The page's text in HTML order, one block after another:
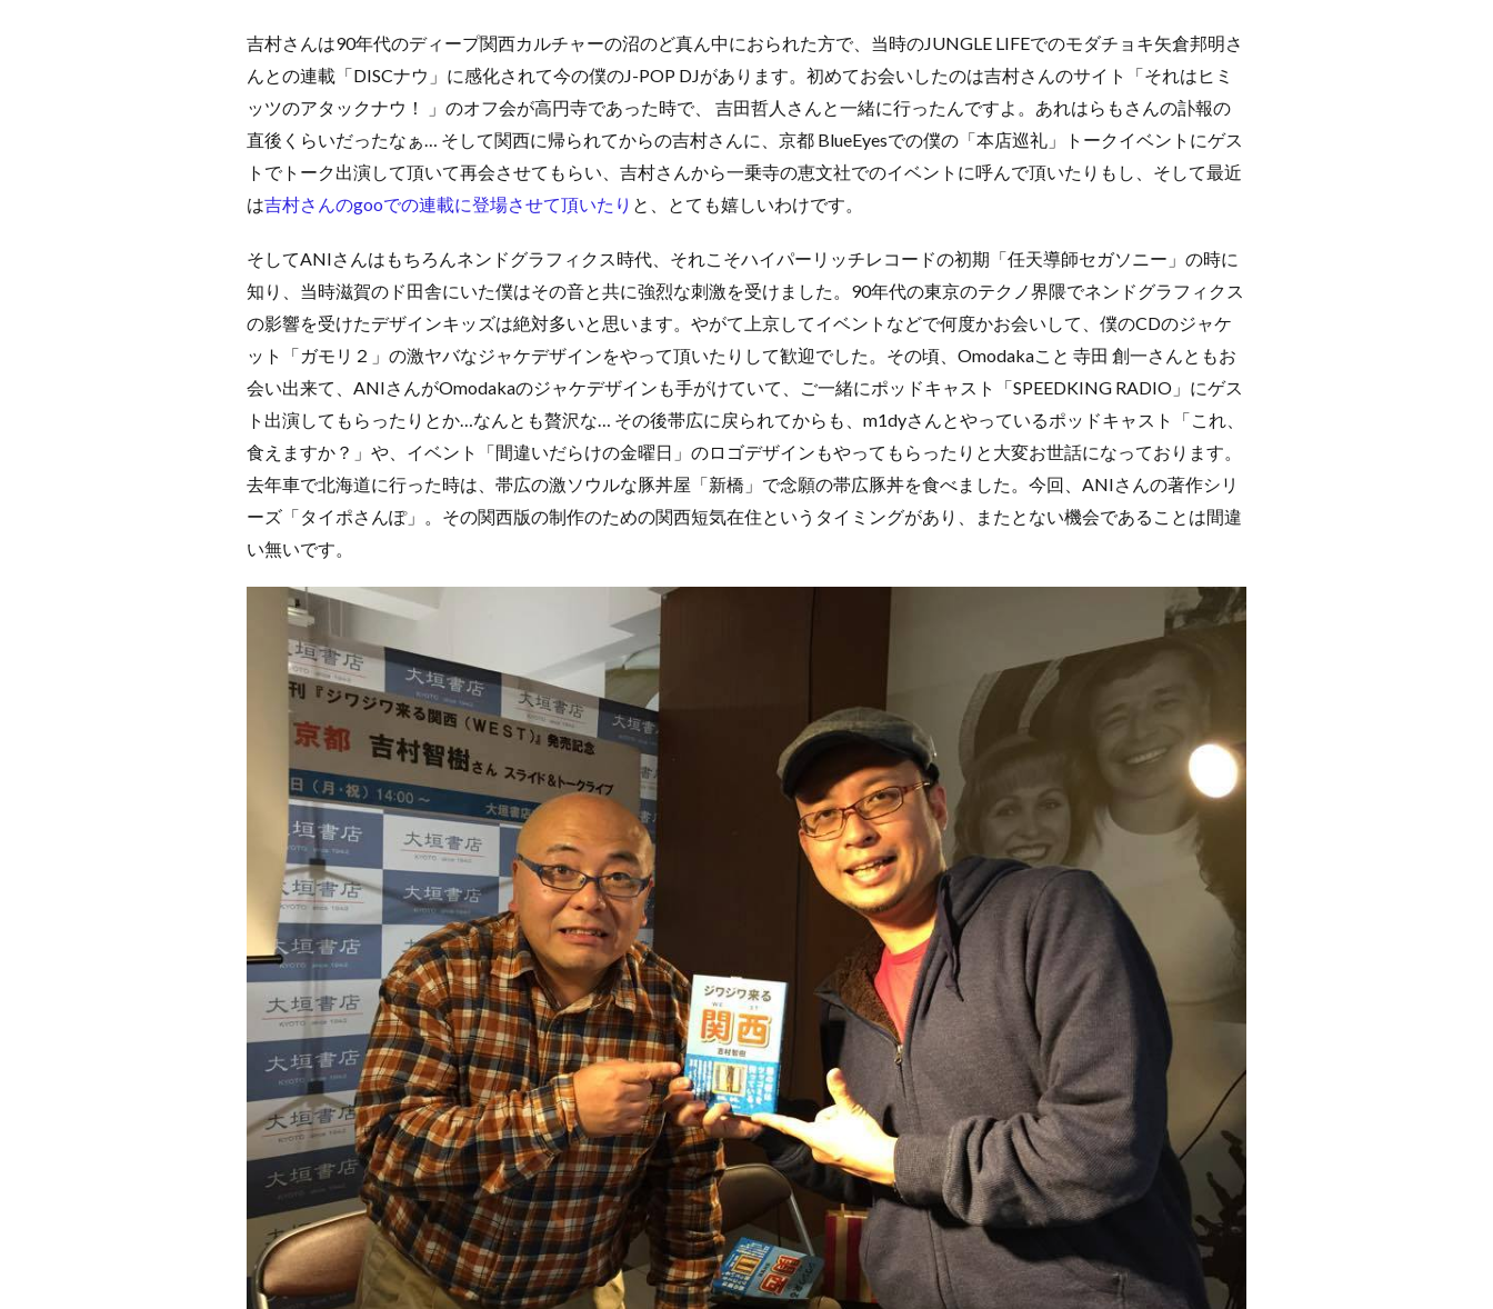
吉村さんは90年代のディープ関西カルチャーの沼のど真ん中におられた方で、当時のJUNGLE LIFEでのモダチョキ矢倉邦明さ
んとの連載「DISCナウ」に感化されて今の僕のJ-POP DJがあります。初めてお会いしたのは吉村さんのサイト「それはヒミ
ッツのアタックナウ！ 」のオフ会が高円寺であった時で、 吉田哲人さんと一緒に行ったんですよ。あれはらもさんの訃報の
直後くらいだったなぁ… そして関西に帰られてからの吉村さんに、京都 BlueEyesでの僕の「本店巡礼」トークイベントにゲス
トでトーク出演して頂いて再会させてもらい、吉村さんから一乗寺の恵文社でのイベントに呼んで頂いたりもし、そして最近
は吉村さんのgooでの連載に登場させて頂いたり と、とても嬉しいわけです。
そしてANIさんはもちろんネンドグラフィクス時代、それこそハイパーリッチレコードの初期「任天導師セガソニー」の時に
知り、当時滋賀のド田舎にいた僕はその音と共に強烈な刺激を受けました。90年代の東京のテクノ界隈でネンドグラフィクス
の影響を受けたデザインキッズは絶対多いと思います。やがて上京してイベントなどで何度かお会いして、僕のCDのジャケ
ット「ガモリ２」の激ヤバなジャケデザインをやって頂いたりして歓迎でした。その頃、Omodakaこと 寺田 創一さんともお
会い出来て、ANIさんがOmodakaのジャケデザインも手がけていて、ご一緒にポッドキャスト「SPEEDKING RADIO」にゲス
ト出演してもらったりとか…なんとも贅沢な… その後帯広に戻られてからも、m1dyさんとやっているポッドキャスト「これ、
食えますか？」や、イベント「間違いだらけの金曜日」のロゴデザインもやってもらったりと大変お世話になっております。
去年車で北海道に行った時は、帯広の激ソウルな豚丼屋「新橋」で念願の帯広豚丼を食べました。今回、ANIさんの著作シリ
ーズ「タイポさんぽ」。その関西版の制作のための関西短気在住というタイミングがあり、またとない機会であることは間違
い無いです。